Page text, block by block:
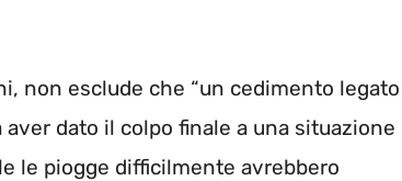
non esclude che “un cedimento legato
dato il colpo finale a una situazione
le piogge difficilmente avrebbero